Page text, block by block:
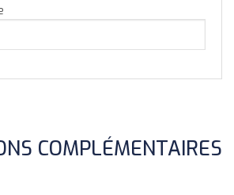
COMPLÉMENTAIRES